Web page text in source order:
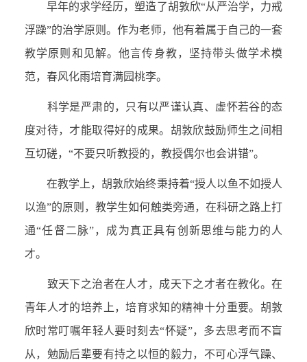
早年的求学经历，塑造了胡敦欣“从严治学，力戒
浮躁”的治学原则。作为老师，他有着属于自己的一套
教学原则和见解。他言传身教，坚持带头做学术模
范，春风化雨培育满园桃李。
科学是严肃的，只有以严谨认真、虚怀若谷的态
度对待，才能取得好的成果。胡敦欣鼓励师生之间相
互切磋，“不要只听教授的，教授偶尔也会讲错”。
在教学上，胡敦欣始终秉持着“授人以鱼不如授人
以渔”的原则，教学生如何触类旁通，在科研之路上打
通“任督二脉”，成为真正具有创新思维与能力的人
才。
致天下之治者在人才，成天下之才者在教化。在
青年人才的培养上，培育求知的精神十分重要。胡敦
欣时常叮嘱年轻人要时刻去“怀疑”，多去思考而不盲
从，勉励后辈要有持之以恒的毅力，不可心浮气躁、